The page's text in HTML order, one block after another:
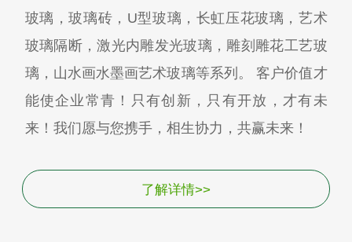
玻璃，玻璃砖，U型玻璃，长虹压花玻璃，艺术
玻璃隔断，激光内雕发光玻璃，雕刻雕花工艺玻
璃，山水画水墨画艺术玻璃等系列。 客户价值才
能使企业常青！只有创新，只有开放，才有未
来！我们愿与您携手，相生协力，共赢未来！
了解详情>>